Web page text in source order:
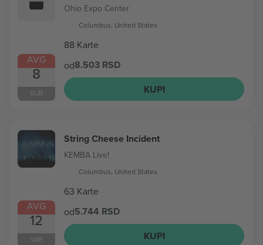
AVG
8
SUB
Ohio Expo Center
Columbus, United States
88 Karte
od8.503 RSD
KUPI
AVG
12
SRE
String Cheese Incident
KEMBA Live!
Columbus, United States
63 Karte
od5.744 RSD
KUPI